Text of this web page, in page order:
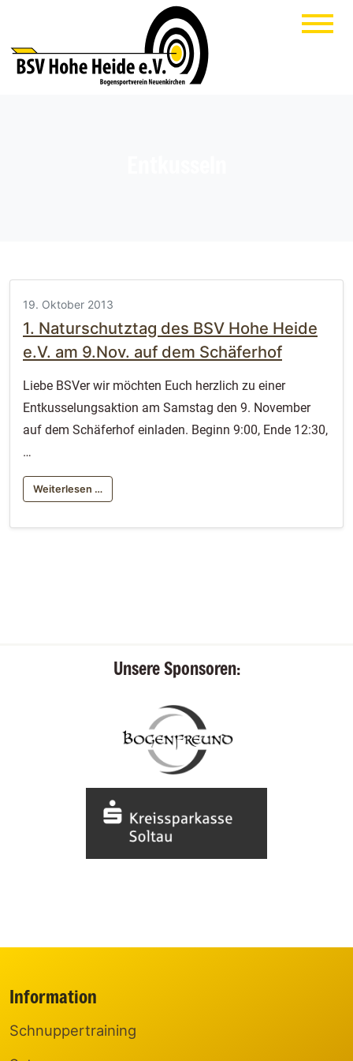
19. Oktober 2013
1. Naturschutztag des BSV Hohe Heide
e.V. am 9.Nov. auf dem Schäferhof
Liebe BSVer wir möchten Euch herzlich zu einer
Entkusselungsaktion am Samstag den 9. November
auf dem Schäferhof einladen. Beginn 9:00, Ende 12:30,
…
Weiterlesen …
Unsere Sponsoren:
Information
Schnuppertraining